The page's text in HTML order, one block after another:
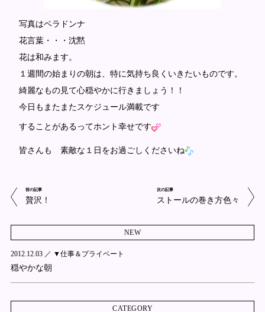
写真はベラドンナ
花言葉・・・沈黙
花は和みます。
１週間の始まりの朝は、特に気持ち良くいきたいものです。
綺麗なもの見て心穏やかに行きましょう！！
今日もまたまたスケジュール満載です
することがあるってホント幸せです
皆さんも 素敵な１日をお過ごしくださいね
前の記事
贅沢！
次の記事
ストールの巻き方色々
NEW
2012.12.03 ／ ▼仕事＆プライベート
穏やかな朝
CATEGORY